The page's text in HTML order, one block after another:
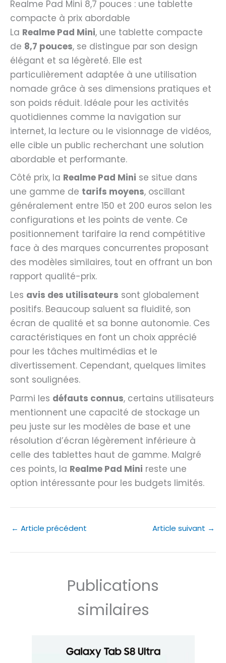
Realme Pad Mini 8,7 pouces : une tablette
compacte à prix abordable
La Realme Pad Mini, une tablette compacte
de 8,7 pouces, se distingue par son design
élégant et sa légèreté. Elle est
particulièrement adaptée à une utilisation
nomade grâce à ses dimensions pratiques et
son poids réduit. Idéale pour les activités
quotidiennes comme la navigation sur
internet, la lecture ou le visionnage de vidéos,
elle cible un public recherchant une solution
abordable et performante.
Côté prix, la Realme Pad Mini se situe dans
une gamme de tarifs moyens, oscillant
généralement entre 150 et 200 euros selon les
configurations et les points de vente. Ce
positionnement tarifaire la rend compétitive
face à des marques concurrentes proposant
des modèles similaires, tout en offrant un bon
rapport qualité-prix.
Les avis des utilisateurs sont globalement
positifs. Beaucoup saluent sa fluidité, son
écran de qualité et sa bonne autonomie. Ces
caractéristiques en font un choix apprécié
pour les tâches multimédias et le
divertissement. Cependant, quelques limites
sont soulignées.
Parmi les défauts connus, certains utilisateurs
mentionnent une capacité de stockage un
peu juste sur les modèles de base et une
résolution d’écran légèrement inférieure à
celle des tablettes haut de gamme. Malgré
ces points, la Realme Pad Mini reste une
option intéressante pour les budgets limités.
← Article précédent Article suivant →
Publications
similaires